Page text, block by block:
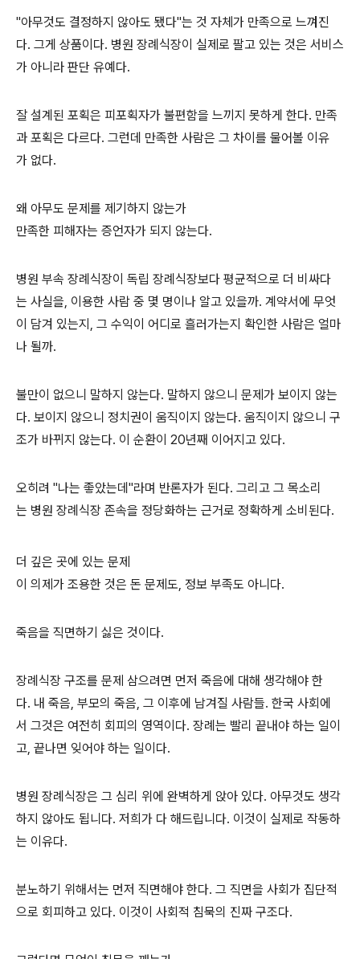
"아무것도 결정하지 않아도 됐다"는 것 자체가 만족으로 느껴진
다. 그게 상품이다. 병원 장례식장이 실제로 팔고 있는 것은 서비스
가 아니라 판단 유예다.
잘 설계된 포획은 피포획자가 불편함을 느끼지 못하게 한다. 만족
과 포획은 다르다. 그런데 만족한 사람은 그 차이를 물어볼 이유
가 없다.
왜 아무도 문제를 제기하지 않는가
만족한 피해자는 증언자가 되지 않는다.
병원 부속 장례식장이 독립 장례식장보다 평균적으로 더 비싸다
는 사실을, 이용한 사람 중 몇 명이나 알고 있을까. 계약서에 무엇
이 담겨 있는지, 그 수익이 어디로 흘러가는지 확인한 사람은 얼마
나 될까.
불만이 없으니 말하지 않는다. 말하지 않으니 문제가 보이지 않는
다. 보이지 않으니 정치권이 움직이지 않는다. 움직이지 않으니 구
조가 바뀌지 않는다. 이 순환이 20년째 이어지고 있다.
오히려 "나는 좋았는데"라며 반론자가 된다. 그리고 그 목소리
는 병원 장례식장 존속을 정당화하는 근거로 정확하게 소비된다.
더 깊은 곳에 있는 문제
이 의제가 조용한 것은 돈 문제도, 정보 부족도 아니다.
죽음을 직면하기 싫은 것이다.
장례식장 구조를 문제 삼으려면 먼저 죽음에 대해 생각해야 한
다. 내 죽음, 부모의 죽음, 그 이후에 남겨질 사람들. 한국 사회에
서 그것은 여전히 회피의 영역이다. 장례는 빨리 끝내야 하는 일이
고, 끝나면 잊어야 하는 일이다.
병원 장례식장은 그 심리 위에 완벽하게 앉아 있다. 아무것도 생각
하지 않아도 됩니다. 저희가 다 해드립니다. 이것이 실제로 작동하
는 이유다.
분노하기 위해서는 먼저 직면해야 한다. 그 직면을 사회가 집단적
으로 회피하고 있다. 이것이 사회적 침묵의 진짜 구조다.